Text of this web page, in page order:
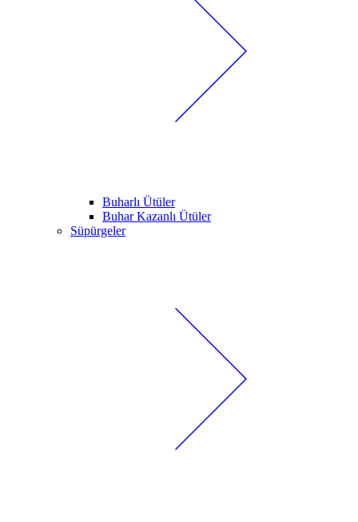
Buharlı Ütüler
Buhar Kazanlı Ütüler
Süpürgeler